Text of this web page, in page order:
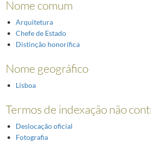
Nome comum
Arquitetura
Chefe de Estado
Distinção honorífica
Nome geográfico
Lisboa
Termos de indexação não
Deslocação oficial
Fotografia